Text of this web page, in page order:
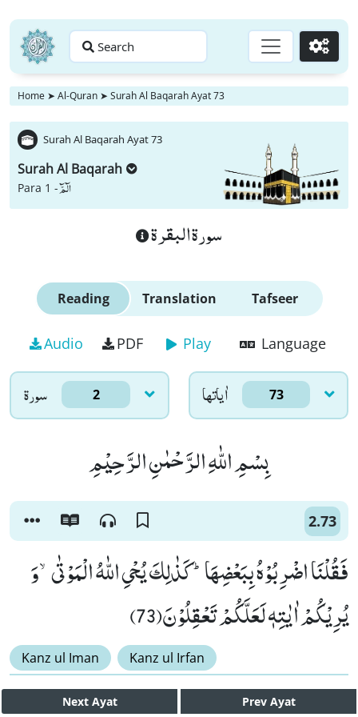
Search Go
Home ➤ Al-Quran ➤ Surah Al Baqarah Ayat 73
Surah Al Baqarah Ayat 73
Surah Al Baqarah
Para 1 -الٓمّٓ
سورة البقرة
Reading Translation Tafseer
Audio PDF Play Language
سورۃ 2 اٰياتها 73
بِسْمِ اللّٰهِ الرَّحْمٰنِ الرَّحِیْمِ
2.73
فَقُلْنَا اضْرِبُوْهُ بِبَعْضِهَاؕ-كَذٰلِكَ یُحْیِ اللّٰهُ الْمَوْتٰىۙ-وَ
یُرِیْكُمْ اٰیٰتِهٖ لَعَلَّكُمْ تَعْقِلُوْنَ(73)
Kanz ul Iman Kanz ul Irfan
Next Ayat Prev Ayat